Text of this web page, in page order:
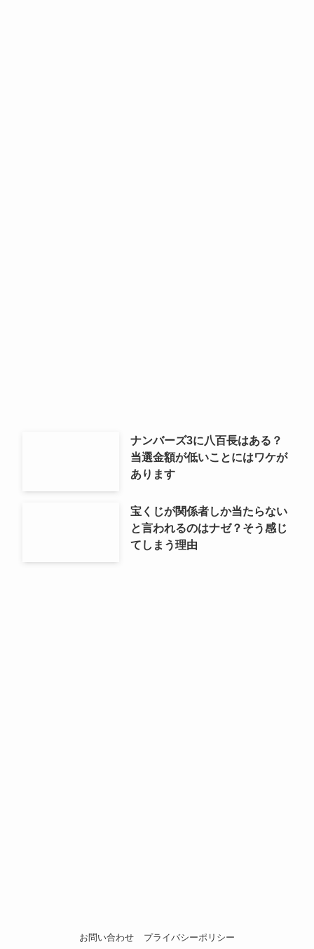
ナンバーズ3に八百長はある？
当選金額が低いことにはワケが
あります
宝くじが関係者しか当たらない
と言われるのはナゼ？そう感じ
てしまう理由
お問い合わせ プライバシーポリシー